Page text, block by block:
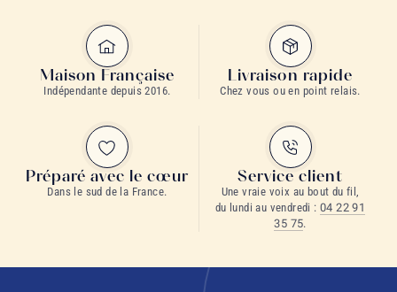
Maison Française
Indépendante depuis 2016.
Livraison rapide
Chez vous ou en point relais.
Préparé avec le cœur
Dans le sud de la France.
Service client
Une vraie voix au bout du fil,
du lundi au vendredi :04 22 91
35 75.